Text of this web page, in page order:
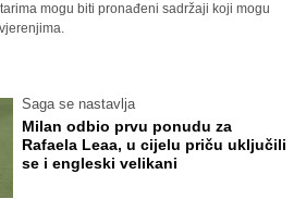
mogu biti pronađeni sadržaji koji mogu
Saga se nastavlja
Milan odbio prvu ponudu za
Rafaela Leaa, u cijelu priču uključili
se i engleski velikani